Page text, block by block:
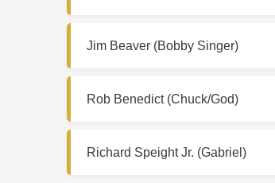
Jim Beaver (Bobby Singer)
Rob Benedict (Chuck/God)
Richard Speight Jr. (Gabriel)